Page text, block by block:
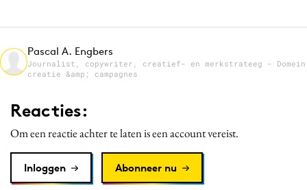
PR
Programmatic
Reputatie & crisis
Pascal A. Engbers
Journalist, copywriter, creatief- en merkstrateeg - Domein
creatie &amp; campagnes
Reacties:
Om een reactie achter te laten is een account vereist.
Inloggen Abonneer nu